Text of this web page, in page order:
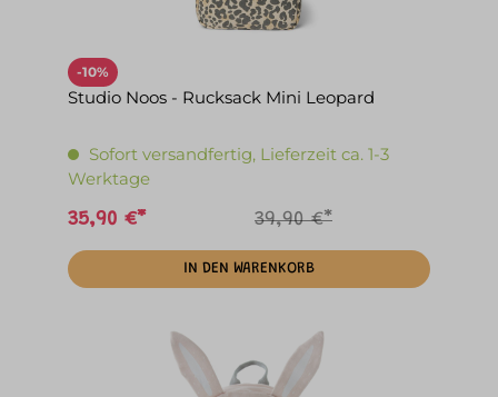
-10%
Studio Noos - Rucksack Mini Leopard
Sofort versandfertig, Lieferzeit ca. 1-3
Werktage
35,90 €* 39,90 €*
IN DEN WARENKORB